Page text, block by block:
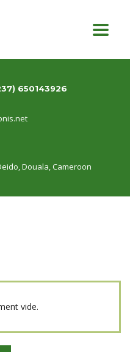
650143926
Douala, Cameroon
vide.